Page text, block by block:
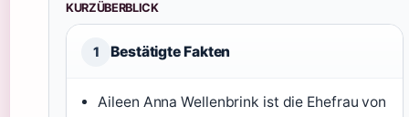
KURZÜBERBLICK
1 Bestätigte Fakten
Aileen Anna Wellenbrink ist die Ehefrau von